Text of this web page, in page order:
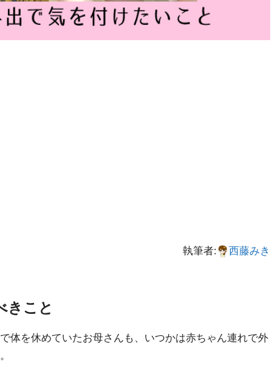
執筆者: 西藤みき
きこと
体を休めていたお母さんも、いつかは赤ちゃん連れで外